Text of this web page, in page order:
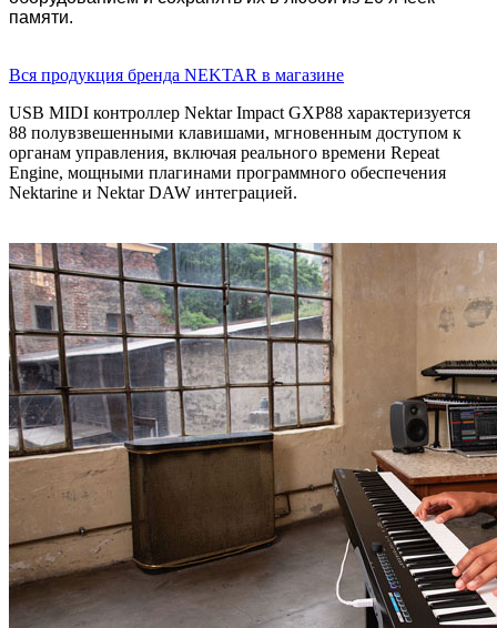
памяти.
Вся продукция бренда NEKTAR в магазине
USB MIDI контроллер Nektar Impact GXP88 характеризуется
88 полувзвешенными клавишами, мгновенным доступом к
органам управления, включая реального времени Repeat
Engine, мощными плагинами программного обеспечения
Nektarine и Nektar DAW интеграцией.